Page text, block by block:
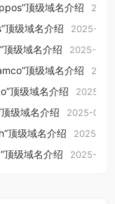
01 顶级域名介绍
顶级域名介绍 2025-09-
顶级域名介绍 2025-09-
顶级域名介绍
顶级域名介绍 2025-
顶级域名介绍 2025-09-
顶级域名介绍 2025-
顶级域名介绍 2025-09-